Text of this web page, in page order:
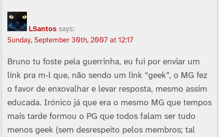
LSantos says:
Sunday, September 30th, 2007 at 12:17
Bruno tu foste pela guerrinha, eu fui por enviar um
link pra m-l que, não sendo um link “geek”, o MG fez
o favor de enxovalhar e levar resposta, mesmo assim
educada. Irónico já que era o mesmo MG que tempos
mais tarde formou o PG que todos falam ser tudo
menos geek (sem desrespeito pelos membros; tal